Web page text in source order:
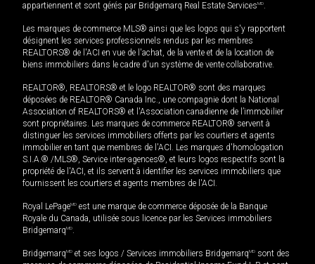
appartiennent et sont gérés par Bridgemarq Real Estate ServicesMD.
Les marques de commerce MLS® ainsi que les logos qui s'y rapportent
désignent les services professionnels rendus par les membres
REALTORS® de l'ACI en vue de l'achat, de la vente et de la location de
biens immobiliers dans le cadre d'un système de vente collaborative.
REALTOR®, REALTORS® et le logo REALTOR® sont des marques
déposées de REALTOR® Canada Inc., une compagnie dont la National
Association of REALTORS® et l'Association canadienne de l’immobilier
sont propriétaires. Les marques de commerce REALTOR® servent à
distinguer les services immobiliers offerts par les courtiers et agents
immobilier en tant que membres de l'ACI. Les marques d'homologation
S.I.A.® /MLS®, Service inter-agences®, et leurs logos respectifs sont la
propriété de l'ACI, et ils servent à identifier les services immobiliers que
fournissent les courtiers et agents membres de l'ACI.
Royal LePageMD est une marque de commerce déposée de la Banque
Royale du Canada, utilisée sous licence par les Services immobiliers
BridgemarqMD.
BridgemarqMD et ses logos / Services immobiliers BridgemarqMD sont des